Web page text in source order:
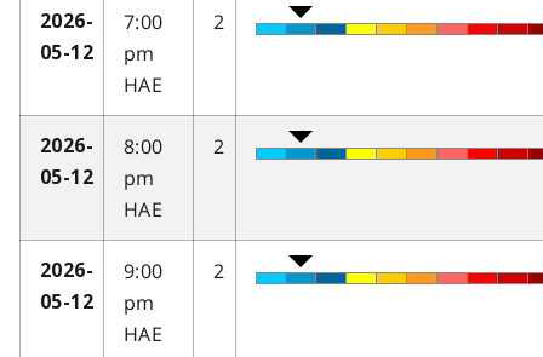
2026-
05-12
7:00
pm
HAE
2
2026-
05-12
8:00
pm
HAE
2
2026-
05-12
9:00
pm
HAE
2